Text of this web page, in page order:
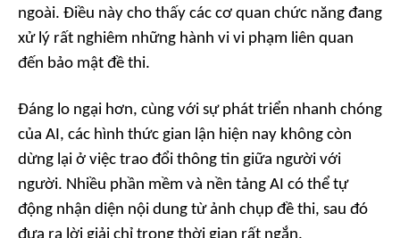
ngoài. Điều này cho thấy các cơ quan chức năng đang
xử lý rất nghiêm những hành vi vi phạm liên quan
đến bảo mật đề thi.
Đáng lo ngại hơn, cùng với sự phát triển nhanh chóng
của AI, các hình thức gian lận hiện nay không còn
dừng lại ở việc trao đổi thông tin giữa người với
người. Nhiều phần mềm và nền tảng AI có thể tự
động nhận diện nội dung từ ảnh chụp đề thi, sau đó